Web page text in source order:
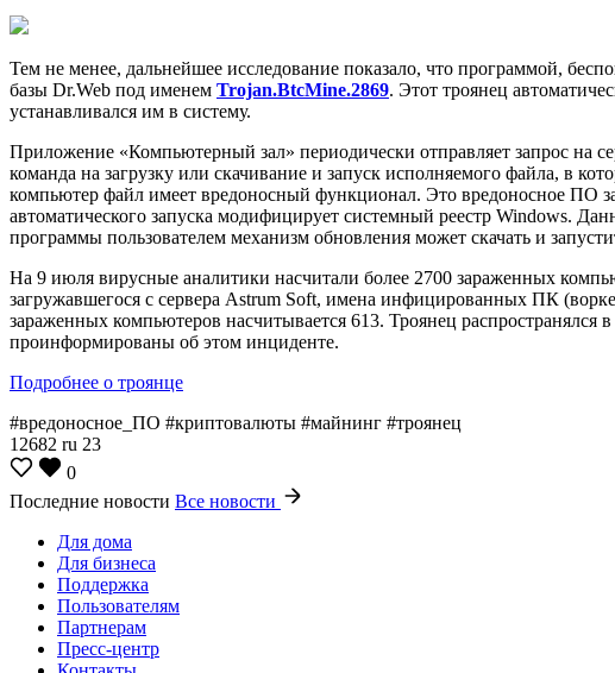
Тем не менее, дальнейшее исследование показало, что программой,
базы Dr.Web под именем Trojan.BtcMine.2869. Этот троянец
устанавливался им в систему.
Приложение «Компьютерный зал» периодически отправляет запрос на
команда на загрузку или скачивание и запуск исполняемого файла, в
компьютер файл имеет вредоносный функционал. Это вредоносное ПО
автоматического запуска модифицирует системный реестр Windows.
программы пользователем механизм обновления может скачать и
На 9 июля вирусные аналитики насчитали более 2700 зараженных
загружавшегося с сервера Astrum Soft, имена инфицированных ПК
зараженных компьютеров насчитывается 613. Троянец
проинформированы об этом инциденте.
Подробнее о троянце
#вредоносное_ПО #криптовалюты #майнинг #троянец
12682 ru 23
0
Последние новости Все новости
Для дома
Для бизнеса
Поддержка
Пользователям
Партнерам
Пресс-центр